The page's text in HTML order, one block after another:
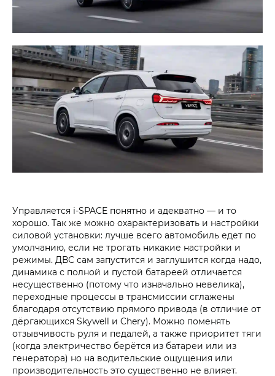
Управляется i‑SPACE понятно и адекватно — и то
хорошо. Так же можно охарактеризовать и настройки
силовой установки: лучше всего автомобиль едет по
умолчанию, если не трогать никакие настройки и
режимы. ДВС сам запустится и заглушится когда надо,
динамика с полной и пустой батареей отличается
несущественно (потому что изначально невелика),
переходные процессы в трансмиссии сглажены
благодаря отсутствию прямого привода (в отличие от
дёргающихся Skywell и Chery). Можно поменять
отзывчивость руля и педалей, а также приоритет тяги
(когда электричество берётся из батареи или из
генератора) но на водительские ощущения или
производительность это существенно не влияет.